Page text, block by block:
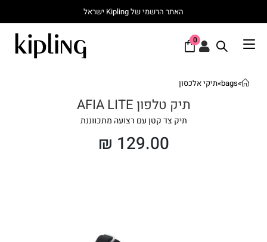
האתר הרשמי של Kipling ישראל
0
»
bags
»תיקי אלכסון
תיק טלפון AFIA LITE
תיק צד קטן עם רצועה מתכווננת
₪ 129.00